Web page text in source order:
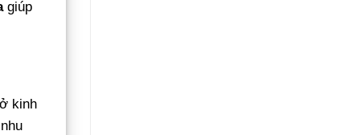
giúp
kinh